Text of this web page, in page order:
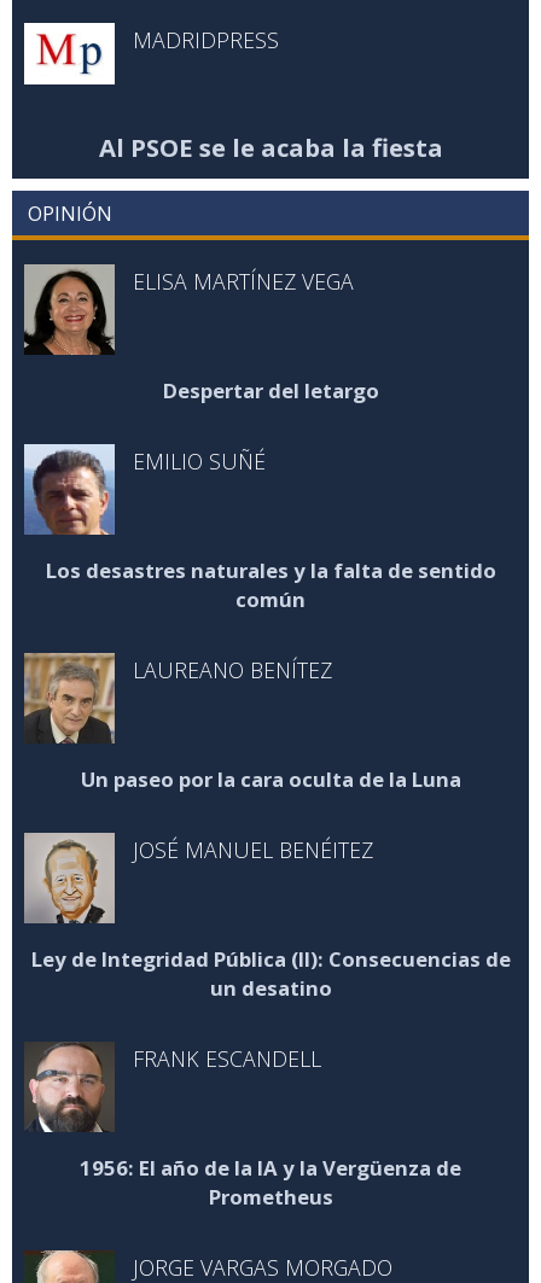
MADRIDPRESS
Al PSOE se le acaba la fiesta
OPINIÓN
ELISA MARTÍNEZ VEGA
Despertar del letargo
EMILIO SUÑÉ
Los desastres naturales y la falta de sentido
común
LAUREANO BENÍTEZ
Un paseo por la cara oculta de la Luna
JOSÉ MANUEL BENÉITEZ
Ley de Integridad Pública (II): Consecuencias de
un desatino
FRANK ESCANDELL
1956: El año de la IA y la Vergüenza de
Prometheus
JORGE VARGAS MORGADO